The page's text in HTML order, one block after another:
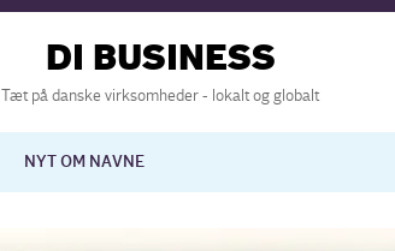
DI BUSINESS
Tæt på danske virksomheder - lokalt og globalt
NYT OM NAVNE